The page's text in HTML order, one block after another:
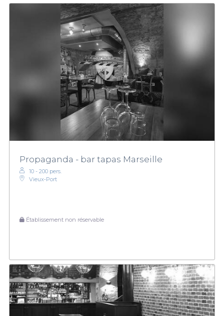
Propaganda - bar tapas Marseille
10 - 200 pers.
Vieux‑Port
Établissement non réservable